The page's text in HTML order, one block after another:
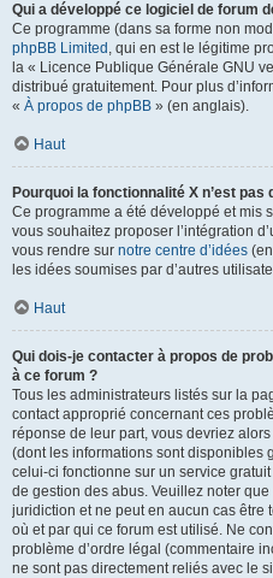
Qui a développé ce logiciel de forum
Ce programme (dans sa forme non
phpBB Limited , qui en est le légitime
la « Licence Publique Générale GNU
distribué gratuitement. Pour plus
« À propos de phpBB » (en anglais).
Haut
Pourquoi la fonctionnalité X n’est pas
Ce programme a été développé et mis
vous souhaitez proposer l’intégration
vous rendre sur notre centre d’idées
les idées soumises par d’autres
Haut
Qui dois-je contacter à propos de
à ce forum ?
Tous les administrateurs listés sur la
contact approprié concernant ces
réponse de leur part, vous devriez
(dont les informations sont disponibles
celui-ci fonctionne sur un service
de gestion des abus. Veuillez noter
juridiction et ne peut en aucun cas être
où et par qui ce forum est utilisé. Ne
problème d’ordre légal (commentaire
ne sont pas directement reliés avec le